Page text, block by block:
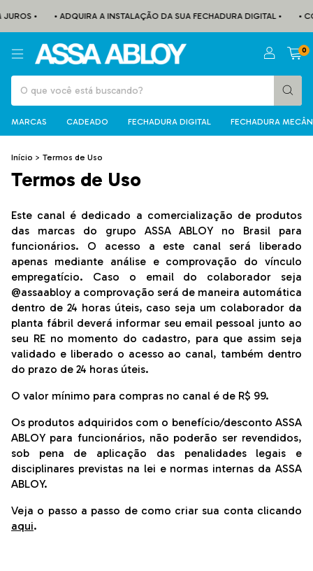
• • ADQUIRA A INSTALAÇÃO DA SUA FECHADURA DIGITAL • •
0
MARCAS CADEADO FECHADURA DIGITAL FECHADURA
Início > Termos de Uso
Termos de Uso
Este canal é dedicado a comercialização de produtos
das marcas do grupo ASSA ABLOY no Brasil para
funcionários. O acesso a este canal será liberado
apenas mediante análise e comprovação do vínculo
empregatício. Caso o email do colaborador seja
@assaabloy a comprovação será de maneira automática
dentro de 24 horas úteis, caso seja um colaborador da
planta fábril deverá informar seu email pessoal junto ao
seu RE no momento do cadastro, para que assim seja
validado e liberado o acesso ao canal, também dentro
do prazo de 24 horas úteis.
O valor mínimo para compras no canal é de R$ 99.
Os produtos adquiridos com o benefício/desconto ASSA
ABLOY para funcionários, não poderão ser revendidos,
sob pena de aplicação das penalidades legais e
disciplinares previstas na lei e normas internas da ASSA
ABLOY.
Veja o passo a passo de como criar sua conta clicando
aqui.